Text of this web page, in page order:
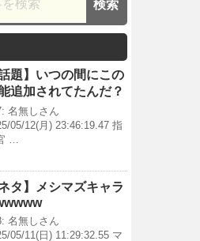
話題】いつの間にこの
追加されてたんだ？
名無しさん
05/12(月) 23:46:19.47 指
…
ネタ】メシマズキャラ
名無しさん
05/11(日) 11:29:32.55 マ